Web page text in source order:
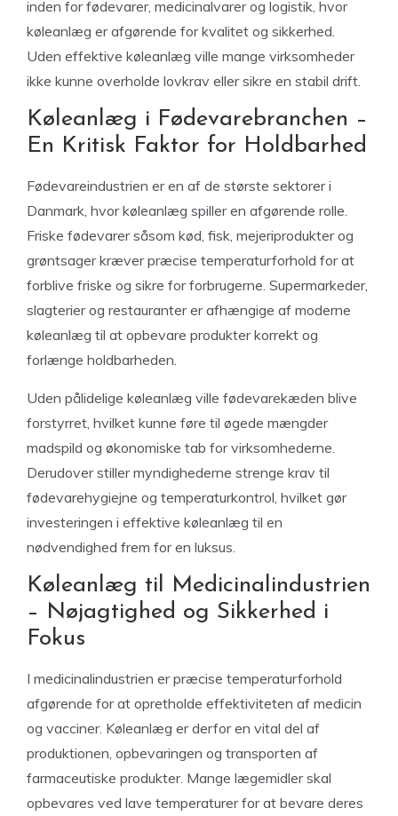
inden for fødevarer, medicinalvarer og logistik, hvor
køleanlæg er afgørende for kvalitet og sikkerhed.
Uden effektive køleanlæg ville mange virksomheder
ikke kunne overholde lovkrav eller sikre en stabil drift.
Køleanlæg i Fødevarebranchen –
En Kritisk Faktor for Holdbarhed
Fødevareindustrien er en af de største sektorer i
Danmark, hvor køleanlæg spiller en afgørende rolle.
Friske fødevarer såsom kød, fisk, mejeriprodukter og
grøntsager kræver præcise temperaturforhold for at
forblive friske og sikre for forbrugerne. Supermarkeder,
slagterier og restauranter er afhængige af moderne
køleanlæg til at opbevare produkter korrekt og
forlænge holdbarheden.
Uden pålidelige køleanlæg ville fødevarekæden blive
forstyrret, hvilket kunne føre til øgede mængder
madspild og økonomiske tab for virksomhederne.
Derudover stiller myndighederne strenge krav til
fødevarehygiejne og temperaturkontrol, hvilket gør
investeringen i effektive køleanlæg til en
nødvendighed frem for en luksus.
Køleanlæg til Medicinalindustrien
– Nøjagtighed og Sikkerhed i
Fokus
I medicinalindustrien er præcise temperaturforhold
afgørende for at opretholde effektiviteten af medicin
og vacciner. Køleanlæg er derfor en vital del af
produktionen, opbevaringen og transporten af
farmaceutiske produkter. Mange lægemidler skal
opbevares ved lave temperaturer for at bevare deres